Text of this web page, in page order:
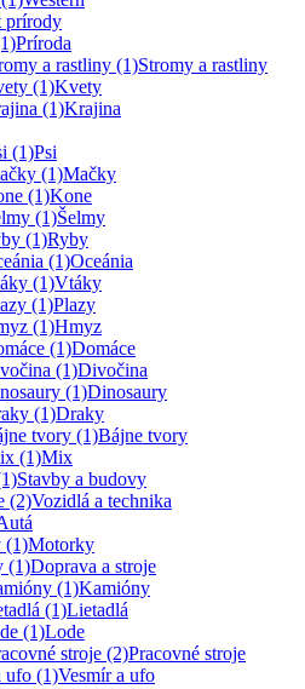
prírody
Príroda
Stromy a rastliny
Kvety
Krajina
Psi
Mačky
Kone
Šelmy
Ryby
Oceánia
Vtáky
Plazy
Hmyz
Domáce
Divočina
Dinosaury
Draky
Bájne tvory
Mix
Stavby a budovy
Vozidlá a technika
Motorky
Doprava a stroje
Kamióny
Lietadlá
Lode
Pracovné stroje
Vesmír a ufo